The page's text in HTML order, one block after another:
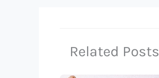
Related Posts